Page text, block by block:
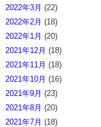
2022年3月 (22)
2022年2月 (18)
2022年1月 (20)
2021年12月 (18)
2021年11月 (18)
2021年10月 (16)
2021年9月 (23)
2021年8月 (20)
2021年7月 (18)